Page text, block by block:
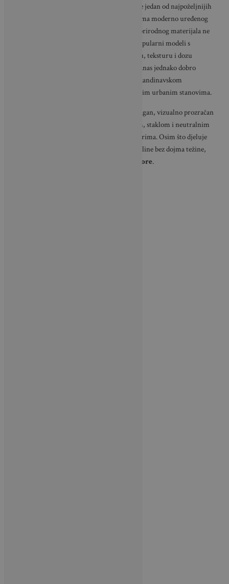
posljednjih su godina postale jedan od najpoželjnijih
komada u uređenju interijera, a gotovo da nema moderno uređenog
doma u kojem se barem jedan detalj od ovog prirodnog materijala ne
ističe kao dekorativni naglasak. Posebno su popularni modeli s
pletenim naslonom koji prostoru daju toplinu, teksturu i dozu
nenametljive elegancije. Upravo zato ratan danas jednako dobro
pronalazi mjesto u boemskim interijerima, skandinavskom
minimalizmu, japandi estetici, ali i suvremenim urbanim stanovima.
Njegova popularnost nije slučajna. Ratan je lagan, vizualno prozračan
i jednostavno se kombinira s drvom, metalom, staklom i neutralnim
tonovima koji dominiraju modernim interijerima. Osim što djeluje
prirodno i opušteno, prostoru daje osjećaj topline bez dojma težine,
idealan izbor i za manje prostore.